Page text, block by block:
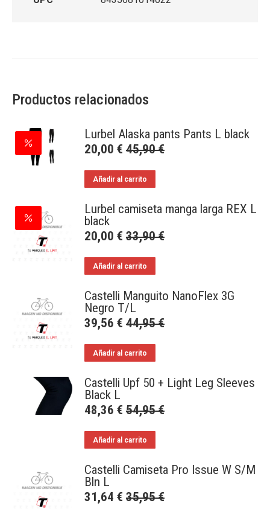
Productos relacionados
Lurbel Alaska pants Pants L black
20,00 € 45,90€
Añadir al carrito
Lurbel camiseta manga larga REX L
black
20,00 € 33,90€
Añadir al carrito
Castelli Manguito NanoFlex 3G
Negro T/L
39,56 € 44,95€
Añadir al carrito
Castelli Upf 50 + Light Leg Sleeves
Black L
48,36 € 54,95€
Añadir al carrito
Castelli Camiseta Pro Issue W S/M
Bln L
31,64 € 35,95€